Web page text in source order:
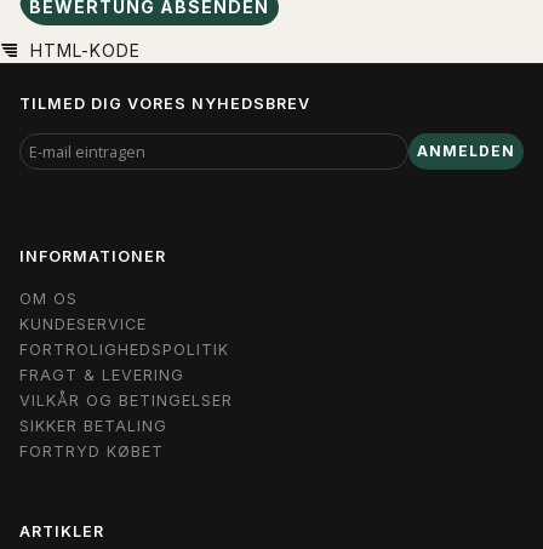
BEWERTUNG ABSENDEN
HTML-KODE
TILMED DIG VORES NYHEDSBREV
E-
MAIL
ANMELDEN
INFORMATIONER
OM OS
KUNDESERVICE
FORTROLIGHEDSPOLITIK
FRAGT & LEVERING
VILKÅR OG BETINGELSER
SIKKER BETALING
FORTRYD KØBET
ARTIKLER